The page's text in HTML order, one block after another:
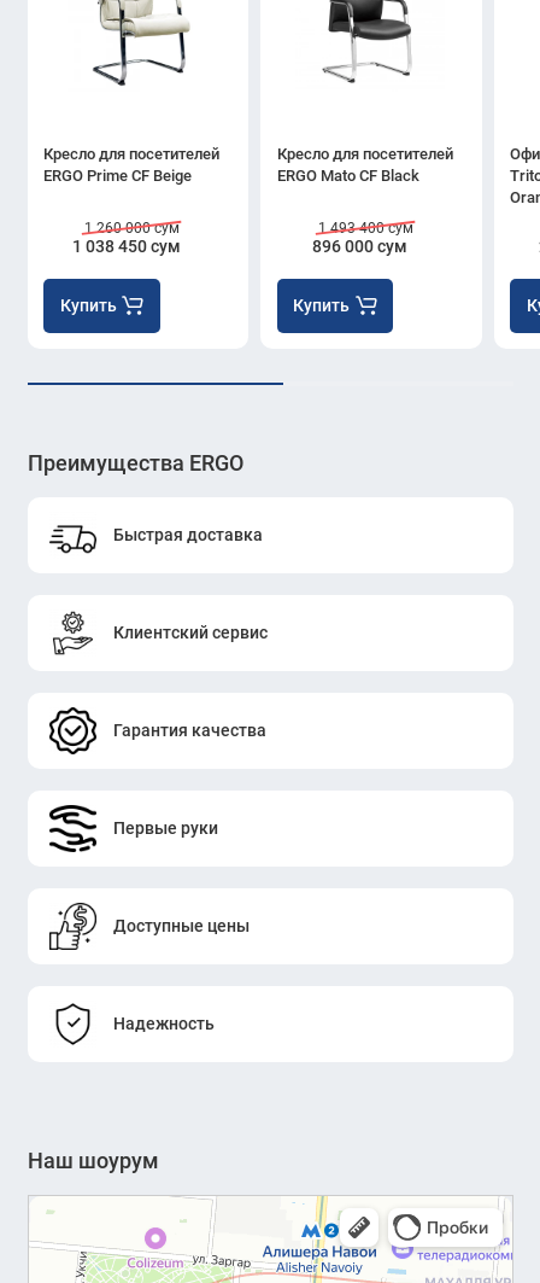
Кресло для посетителей
ERGO Prime CF Beige
1 038 450 сум
1 260 000 сум
Купить
Кресло для посетителей
ERGO Mato CF Black
896 000 сум
1 493 400 сум
Купить
Преимущества ERGO
Быстрая доставка
Клиентский сервис
Гарантия качества
Первые руки
Доступные цены
Надежность
Наш шоурум